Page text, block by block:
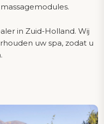
in Zuid-Holland. Wij
uw spa, zodat u